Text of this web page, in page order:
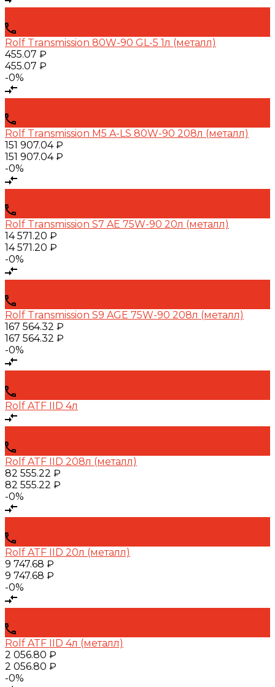
Rolf Transmission 80W-90 GL-5 1л (металл)
455.07 ₽
455.07 ₽
-0%
Rolf Transmission M5 A-LS 80W-90 208л (металл)
151 907.04 ₽
151 907.04 ₽
-0%
Rolf Transmission S7 AE 75W-90 20л (металл)
14 571.20 ₽
14 571.20 ₽
-0%
Rolf Transmission S9 AGE 75W-90 208л (металл)
167 564.32 ₽
167 564.32 ₽
-0%
Rolf ATF IID 4л
Rolf ATF IID 208л (металл)
82 555.22 ₽
82 555.22 ₽
-0%
Rolf ATF IID 20л (металл)
9 747.68 ₽
9 747.68 ₽
-0%
Rolf ATF IID 4л (металл)
2 056.80 ₽
2 056.80 ₽
-0%